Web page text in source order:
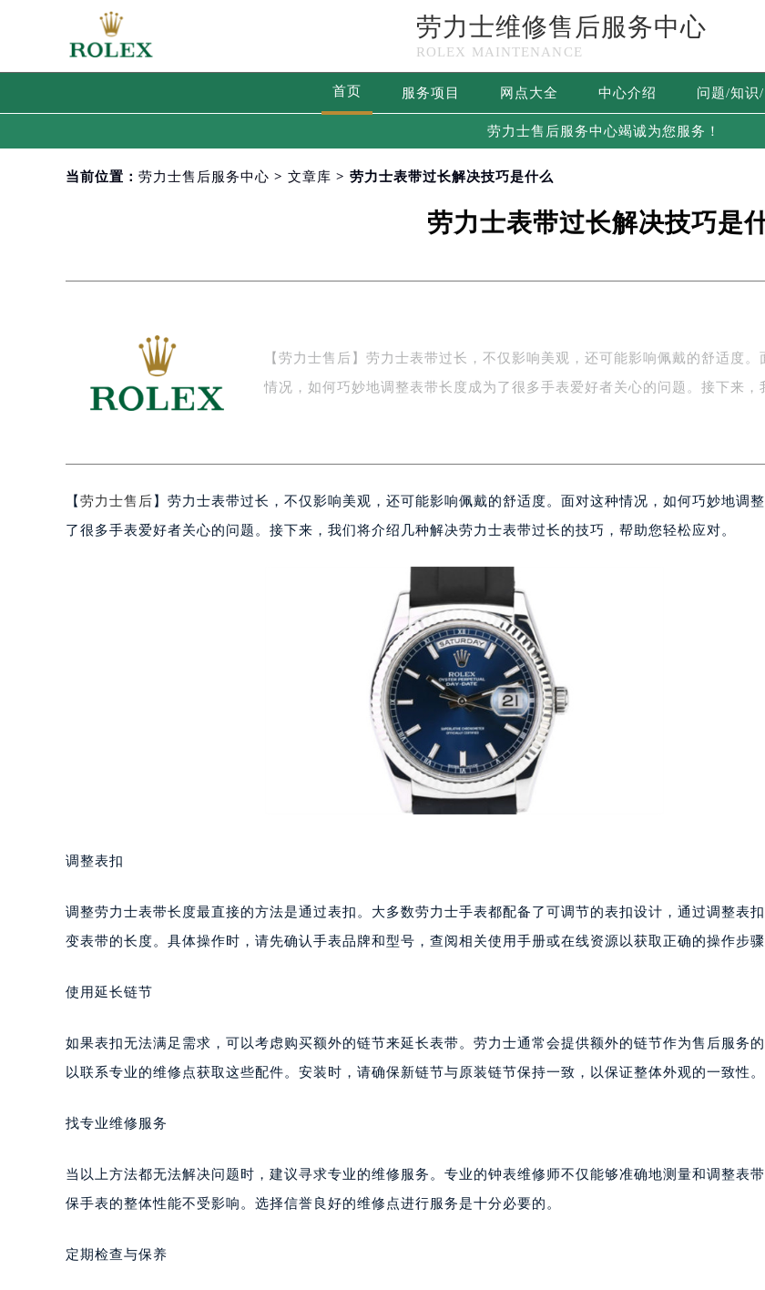
劳力士维修售后服务中心
ROLEX MAINTENANCE
首页 服务项目 网点大全 中心介绍 问题/知识
劳力士售后服务中心竭诚为您服务！
当前位置： 劳力士售后服务中心 > 文章库 > 劳力士表带过长解决技巧是什么
劳力士表带过长解决技巧是
【劳力士售后】劳力士表带过长，不仅影响美观，还可能影响佩戴的舒适度。
情况，如何巧妙地调整表带长度成为了很多手表爱好者关心的问题。接下来
【 劳力士售后 】劳力士表带过长，不仅影响美观，还可能影响佩戴的舒适度。面对这种情况，如何巧妙地调
了很多手表爱好者关心的问题。接下来，我们将介绍几种解决劳力士表带过长的技巧，帮助您轻松应对。
调整表扣
调整劳力士表带长度最直接的方法是通过表扣。大多数劳力士手表都配备了可调节的表扣设计，通过调整表
变表带的长度。具体操作时，请先确认手表品牌和型号，查阅相关使用手册或在线资源以获取正确的操作步骤
使用延长链节
如果表扣无法满足需求，可以考虑购买额外的链节来延长表带。劳力士通常会提供额外的链节作为售后服务
以联系专业的维修点获取这些配件。安装时，请确保新链节与原装链节保持一致，以保证整体外观的一致性。
找专业维修服务
当以上方法都无法解决问题时，建议寻求专业的维修服务。专业的钟表维修师不仅能够准确地测量和调整表
保手表的整体性能不受影响。选择信誉良好的维修点进行服务是十分必要的。
定期检查与保养